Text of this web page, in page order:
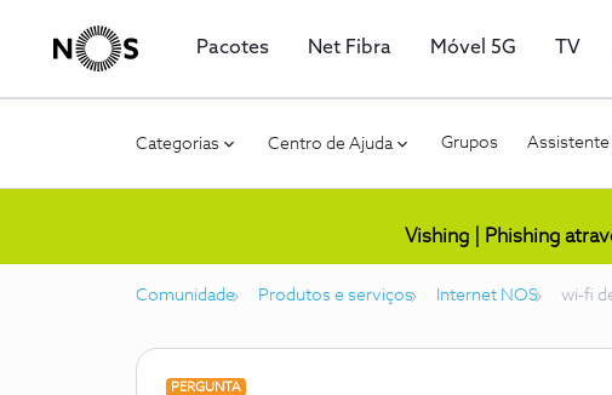
Pacotes Net Fibra Móvel 5G TV
Categorias Centro de Ajuda Grupos Assistente
Vishing | Phishing
Comunidade Produtos e serviços Internet NOS wi-fi
PERGUNTA